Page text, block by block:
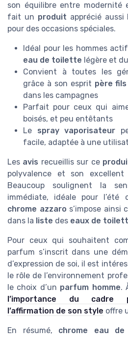
son équilibre entre
fait un produit apprécié
pour des occasions spéciales.
Idéal pour les hommes
eau de toilette légère et
Convient à toutes les
grâce à son esprit père fils
dans les campagnes
Parfait pour ceux qui
boisés, et peu entêtants
Le spray vaporisateur
facile, adaptée à une
Les avis recueillis sur ce
polyvalence et son excellent
Beaucoup soulignent la
immédiate, idéale pour
chrome azzaro s’impose ainsi
dans la liste des eaux de
Pour ceux qui souhaitent
parfum s’inscrit dans une
d’expression de soi, il est
le rôle de l’environnement
le choix d’un parfum homme.
l’importance du cadre
l’affirmation de son style offre
En résumé, chrome eau